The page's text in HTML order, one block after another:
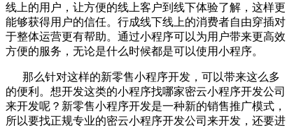
线上的用户，让方便的线上客户到线下体验了解，这样更
能够获得用户的信任。行成线下线上的消费者自由穿插对
于整体运营更有帮助。通过小程序可以为用户带来更高效
方便的服务，无论是什么时候都是可以使用小程序。
那么针对这样的新零售小程序开发，可以带来这么多
的便利。想开发这类的小程序找哪家密云小程序开发公司
来开发呢？新零售小程序开发是一种新的销售推广模式，
所以要找正规专业的密云小程序开发公司来开发，还要进